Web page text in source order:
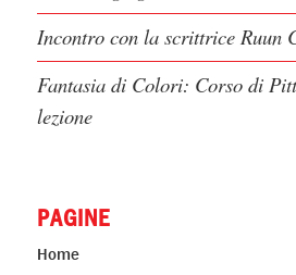
Incontro con la scrittrice Ruun
Fantasia di Colori: Corso di
lezione
PAGINE
Home